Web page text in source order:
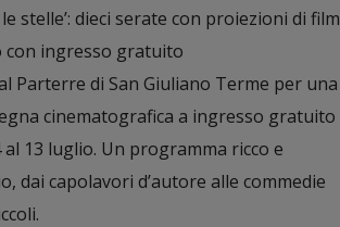
stelle’: dieci serate con proiezioni di film
con ingresso gratuito
Parterre di San Giuliano Terme per una
cinematografica a ingresso gratuito
13 luglio. Un programma ricco e
dai capolavori d’autore alle commedie